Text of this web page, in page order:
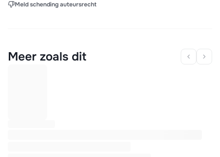
Meld schending auteursrecht
Meer zoals dit